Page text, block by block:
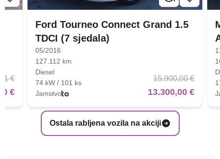
Ostala rabljena vozila na akciji
€
€
Ford Tourneo Connect Grand 1.5
TDCI (7 sjedala)
05/2016
127.112 km
Diesel
74 kW / 101 ks
Jamstvo
15.900,00 €
13.300,00 €